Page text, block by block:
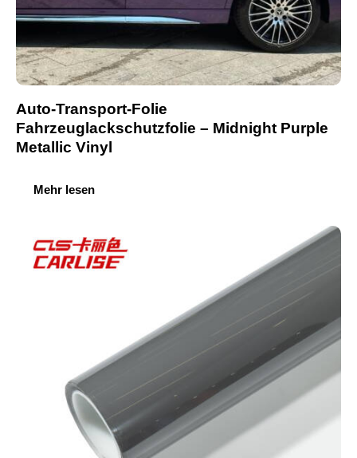
Auto-Transport-Folie
Fahrzeuglackschutzfolie – Midnight Purple
Metallic Vinyl
Mehr lesen